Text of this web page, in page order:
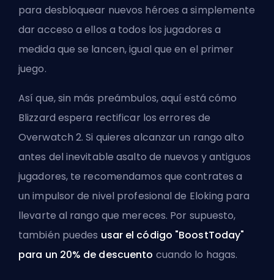
para desbloquear nuevos héroes a simplemente
dar acceso a ellos a todos los jugadores a
medida que se lancen, igual que en el primer
juego.
Así que, sin más preámbulos, aquí está cómo
Blizzard espera rectificar los errores de
Overwatch 2. Si quieres alcanzar un rango alto
antes del inevitable asalto de nuevos y antiguos
jugadores, te recomendamos quecontrates a
un impulsor de nivel profesional de Eloking para
llevarte al rango que mereces. Por supuesto,
también puedes usar el código "BoostToday"
para un 20% de descuento cuando lo hagas.